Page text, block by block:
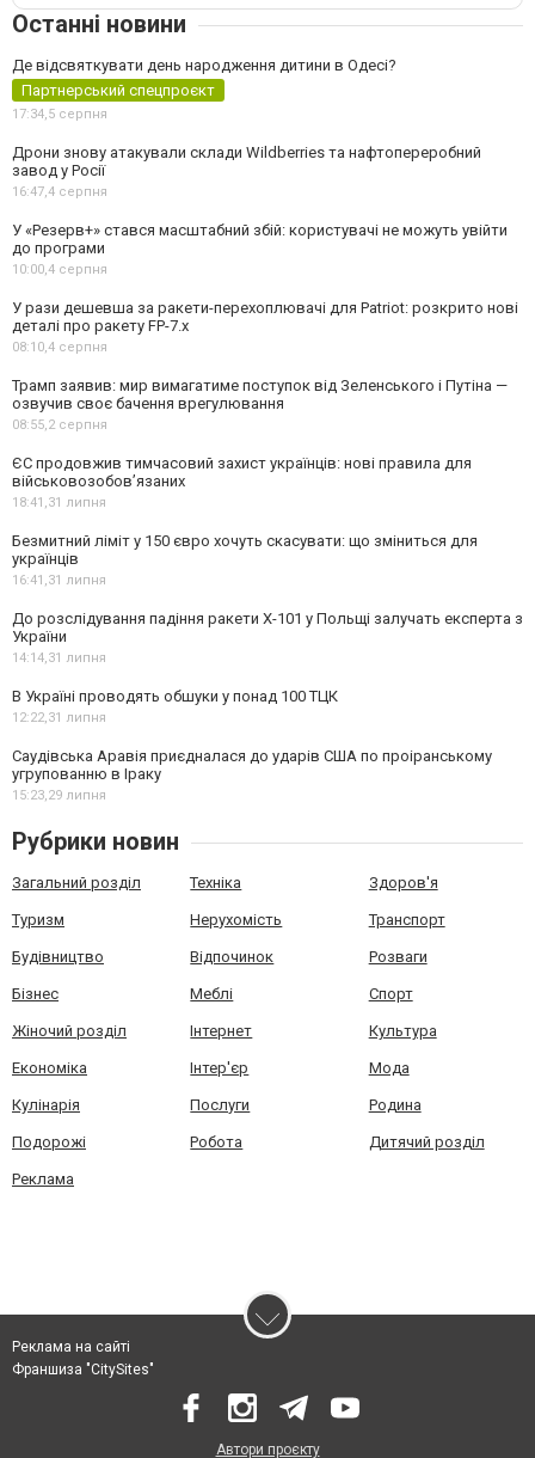
Останні новини
Де відсвяткувати день народження дитини в Одесі?
Партнерський спецпроєкт
17:34,5 серпня
Дрони знову атакували склади Wildberries та нафтопереробний
завод у Росії
16:47,4 серпня
У «Резерв+» стався масштабний збій: користувачі не можуть увійти
до програми
10:00,4 серпня
У рази дешевша за ракети-перехоплювачі для Patriot: розкрито нові
деталі про ракету FP-7.x
08:10,4 серпня
Трамп заявив: мир вимагатиме поступок від Зеленського і Путіна —
озвучив своє бачення врегулювання
08:55,2 серпня
ЄС продовжив тимчасовий захист українців: нові правила для
військовозобов’язаних
18:41,31 липня
Безмитний ліміт у 150 євро хочуть скасувати: що зміниться для
українців
16:41,31 липня
До розслідування падіння ракети Х-101 у Польщі залучать експерта з
України
14:14,31 липня
В Україні проводять обшуки у понад 100 ТЦК
12:22,31 липня
Саудівська Аравія приєдналася до ударів США по проіранському
угрупованню в Іраку
15:23,29 липня
Рубрики новин
Загальний розділ Техніка Здоров'я
Туризм Нерухомість Транспорт
Будівництво Відпочинок Розваги
Бізнес Меблі Спорт
Жіночий розділ Інтернет Культура
Економіка Інтер'єр Мода
Кулінарія Послуги Родина
Подорожі Робота Дитячий розділ
Реклама
Реклама на сайті
Франшиза "CitySites"
Автори проєкту